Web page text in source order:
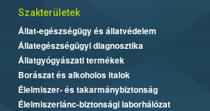
Szakterületek
Állat-egészségügy és állatvédelem
Állategészségügyi diagnosztika
Állatgyógyászati termékek
Borászat és alkoholos italok
Élelmiszer- és takarmánybiztonság
Élelmiszerlánc-biztonsági laborhálózat